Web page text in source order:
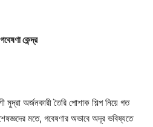
কেন্দ্র
অর্জনকারী তৈরি পোশাক শিল্প নিয়ে গত
মতে, গবেষণার অভাবে অদূর ভবিষ্যতে